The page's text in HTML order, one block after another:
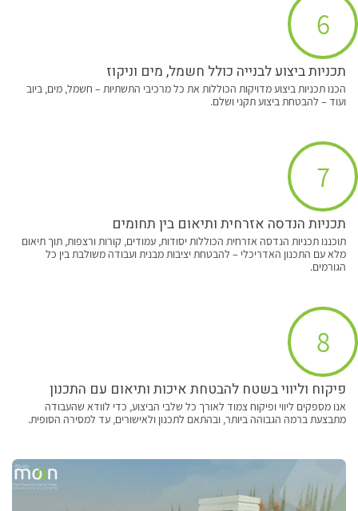
6
תכניות ביצוע לבנייה כולל חשמל, מים וניקוז
הכנו תכניות ביצוע מדויקות הכוללות את כל מרכיבי התשתיות – חשמל, מים, ביוב
ועוד – להבטחת ביצוע תקני ושלם.
7
תכניות הנדסה אזרחית ותיאום בין תחומים
תוכננו תכניות הנדסה אזרחית הכוללות יסודות, עמודים, קורות ורצפות, תוך תיאום
מלא עם התכנון האדריכלי – להבטחת יציבות מבנית ועבודה משולבת בין כל
הגורמים.
8
פיקוח וליווי בשטח להבטחת איכות ותיאום עם התכנון
אנו מספקים ליווי ופיקוח צמוד לאורך כל שלבי הביצוע, כדי לוודא שהעבודה
מתבצעת ברמה הגבוהה ביותר, ובהתאם לתכנון ולאישורים, עד למסירה הסופית.